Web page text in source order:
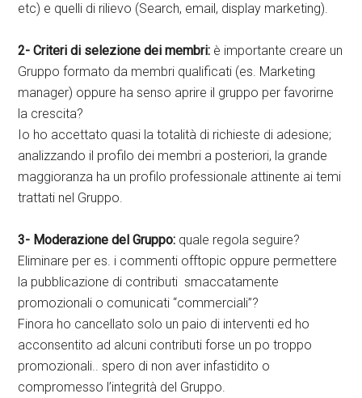
etc) e quelli di rilievo (Search, email, display marketing).
2- Criteri di selezione dei membri: è importante creare un
Gruppo formato da membri qualificati (es. Marketing
manager) oppure ha senso aprire il gruppo per favorirne
la crescita?
Io ho accettato quasi la totalità di richieste di adesione;
analizzando il profilo dei membri a posteriori, la grande
maggioranza ha un profilo professionale attinente ai temi
trattati nel Gruppo.
3- Moderazione del Gruppo: quale regola seguire?
Eliminare per es. i commenti offtopic oppure permettere
la pubblicazione di contributi smaccatamente
promozionali o comunicati “commerciali”?
Finora ho cancellato solo un paio di interventi ed ho
acconsentito ad alcuni contributi forse un po troppo
promozionali.. spero di non aver infastidito o
compromesso l’integrità del Gruppo.